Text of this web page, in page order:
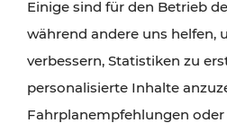
Attraktionen sind mit den
Angeboten des VOR gut und
Einige sind für den Betrieb
während andere uns helfen,
verbessern, Statistiken zu
personalisierte Inhalte
Fahrplanempfehlungen